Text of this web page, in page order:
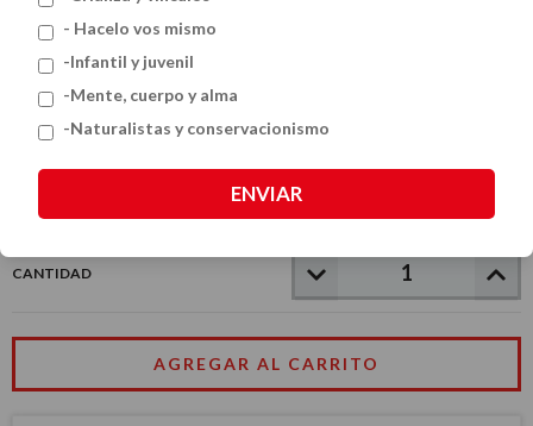
Todos Diferentes
CANTIDAD
- Hacelo vos mismo
-Infantil y juvenil
-Mente, cuerpo y alma
-Naturalistas y conservacionismo
ENVIAR